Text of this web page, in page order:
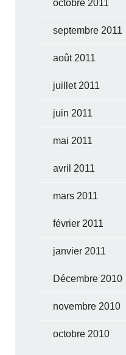
octobre 2011
septembre 2011
août 2011
juillet 2011
juin 2011
mai 2011
avril 2011
mars 2011
février 2011
janvier 2011
Décembre 2010
novembre 2010
octobre 2010